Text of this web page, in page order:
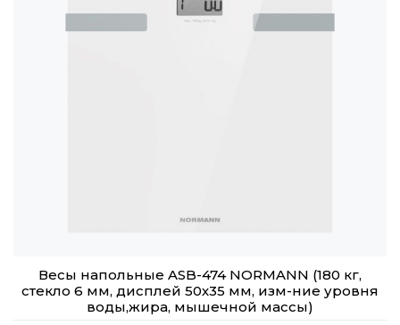
Весы напольные ASB-474 NORMANN (180 кг,
стекло 6 мм, дисплей 50х35 мм, изм-ние уровня
воды,жира, мышечной массы)